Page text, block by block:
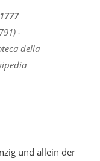
-
della
und allein der